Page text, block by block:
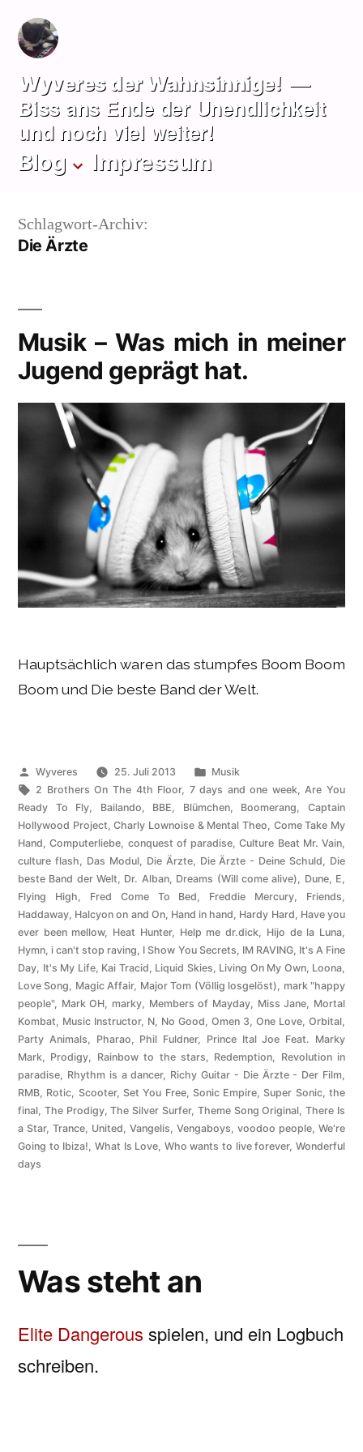
Zum
Inhalt
springen
Wyveres der Wahnsinnige!
Biss ans Ende der Unendlichkeit
und noch viel weiter!
Blog Impressum
Schlagwort-Archiv:
Die Ärzte
Musik – Was mich in meiner
Jugend geprägt hat.
Hauptsächlich waren das stumpfes Boom Boom
Boom und Die beste Band der Welt.
Veröffentlicht
von
Wyveres 25. Juli 2013
Veröffentlicht
unter
Musik
Schlagwörter:
2 Brothers On The 4th Floor, 7 days and one week, Are You
Ready To Fly
Bailando BBE Blümchen, Boomerang ,Captain
Hollywood Project ,Charly Lownoise & Mental Theo Come Take My
Hand ,Computerliebe conquest of paradise ,Culture Beat Mr. Vain
culture flash
Das Modul, Die Ärzte, Die Ärzte - Deine Schuld
Die
beste Band der Welt
Dr. Alban, Dreams (Will come alive) Dune, E
Flying High
Fred Come To Bed Freddie Mercury Friends
Haddaway Halcyon on and On, Hand in hand Hardy Hard Have you
ever been mellow, Heat Hunter, Help me dr.dick Hijo de la Luna
Hymn i can't stop raving I Show You Secrets IM RAVING, It's A Fine
Day It's My Life, Kai Tracid Liquid Skies Living On My Own, Loona
Love Song
Magic Affair, Major Tom (Völlig losgelöst)
mark "happy
people"
Mark OH marky Members of Mayday Miss Jane
Mortal
Kombat
Music Instructor, N No Good Omen 3 One Love Orbital
Party Animals
Pharao Phil Fuldner, Prince Ital Joe Feat. Marky
Mark
Prodigy Rainbow to the stars Redemption
Revolution in
paradise
Rhythm is a dancer, Richy Guitar - Die Ärzte - Der Film
RMB Rotic Scooter, Set You Free, Sonic Empire Super Sonic,the
final The Prodigy,The Silver Surfer, Theme Song Original ,There Is
a Star, Trance United Vangelis Vengaboys voodoo people We're
Going to Ibiza! What Is Love Who wants to live forever,Wonderful
days
Was steht an
Elite Dangerous spielen, und ein Logbuch
schreiben.